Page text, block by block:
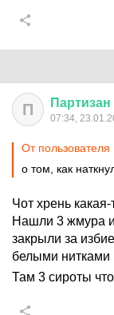
П Партизан
07:34,
От пользователя
о том, как
Чот хрень какая-
Нашли 3 жмура и
закрыли за
белыми
Там 3 сироты